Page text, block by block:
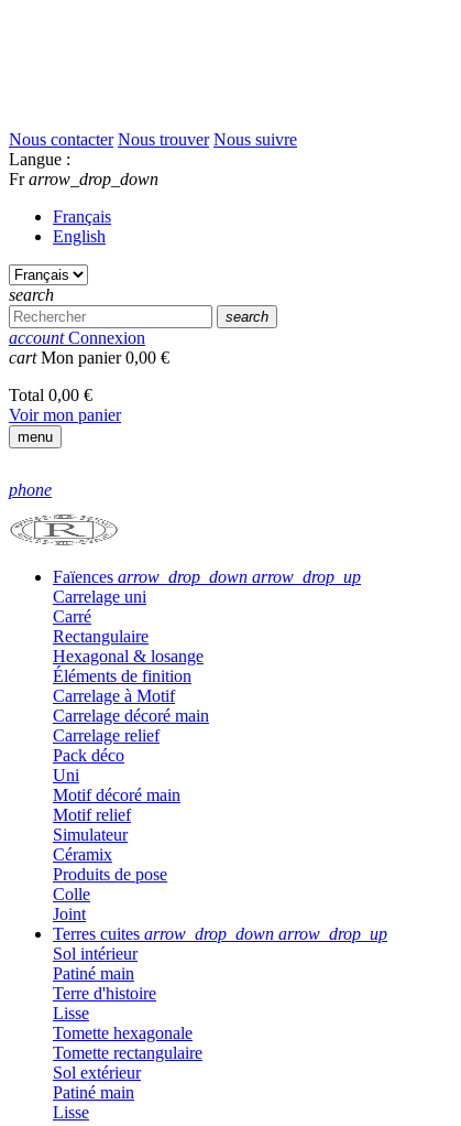
Nous contacter Nous trouver Nous suivre
Langue :
Fr arrow_drop_down
Français
English
search
search
account Connexion
cart Mon panier0,00 €
Total 0,00 €
Voir mon panier
menu
phone
Faïences arrow_drop_down arrow_drop_up
Carrelage uni
Carré
Rectangulaire
Hexagonal & losange
Éléments de finition
Carrelage à Motif
Carrelage décoré main
Carrelage relief
Pack déco
Uni
Motif décoré main
Motif relief
Simulateur
Céramix
Produits de pose
Colle
Joint
Terres cuites arrow_drop_down arrow_drop_up
Sol intérieur
Patiné main
Terre d'histoire
Lisse
Tomette hexagonale
Tomette rectangulaire
Sol extérieur
Patiné main
Lisse